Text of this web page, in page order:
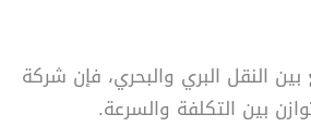
النقل البري والبحري، فإن شركة
بين التكلفة والسرعة.